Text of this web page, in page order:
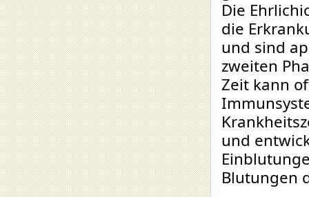
Die
die
und sind
zweiten
Zeit kann
und
Blutungen